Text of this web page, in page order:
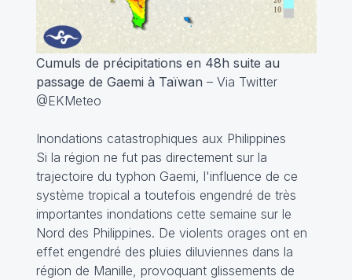
Cumuls de précipitations en 48h suite au
passage de Gaemi à Taïwan – Via Twitter
@EKMeteo
Inondations catastrophiques aux Philippines
Si la région ne fut pas directement sur la
trajectoire du typhon Gaemi, l'influence de ce
système tropical a toutefois engendré de très
importantes inondations cette semaine sur le
Nord des Philippines. De violents orages ont en
effet engendré des pluies diluviennes dans la
région de Manille, provoquant glissements de